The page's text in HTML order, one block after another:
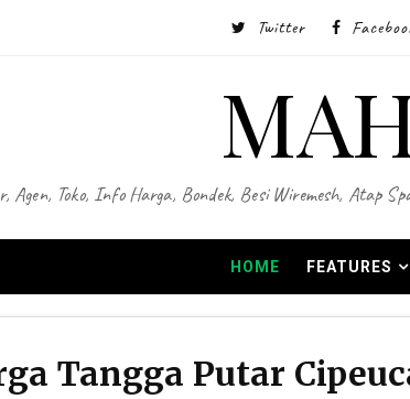
Twitter
Agen, Toko, Info Harga, Bondek, Besi Wiremesh, Atap
HOME FEATURES
Tangga Putar